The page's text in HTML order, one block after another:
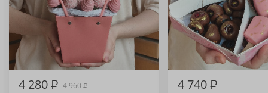
4 280₽ 4 960₽ 4 740₽